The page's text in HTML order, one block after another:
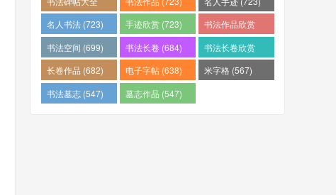
(784)
名人书法 (723)
手迹欣赏 (723)
书法作品欣赏
(710)
书法空间 (699) 书法长卷 (684)
书法长卷欣赏
(682)
长卷作品 (682) 电子字帖 (638)
米字格 (567)
书法墓志 (547)
墓志作品 (547)